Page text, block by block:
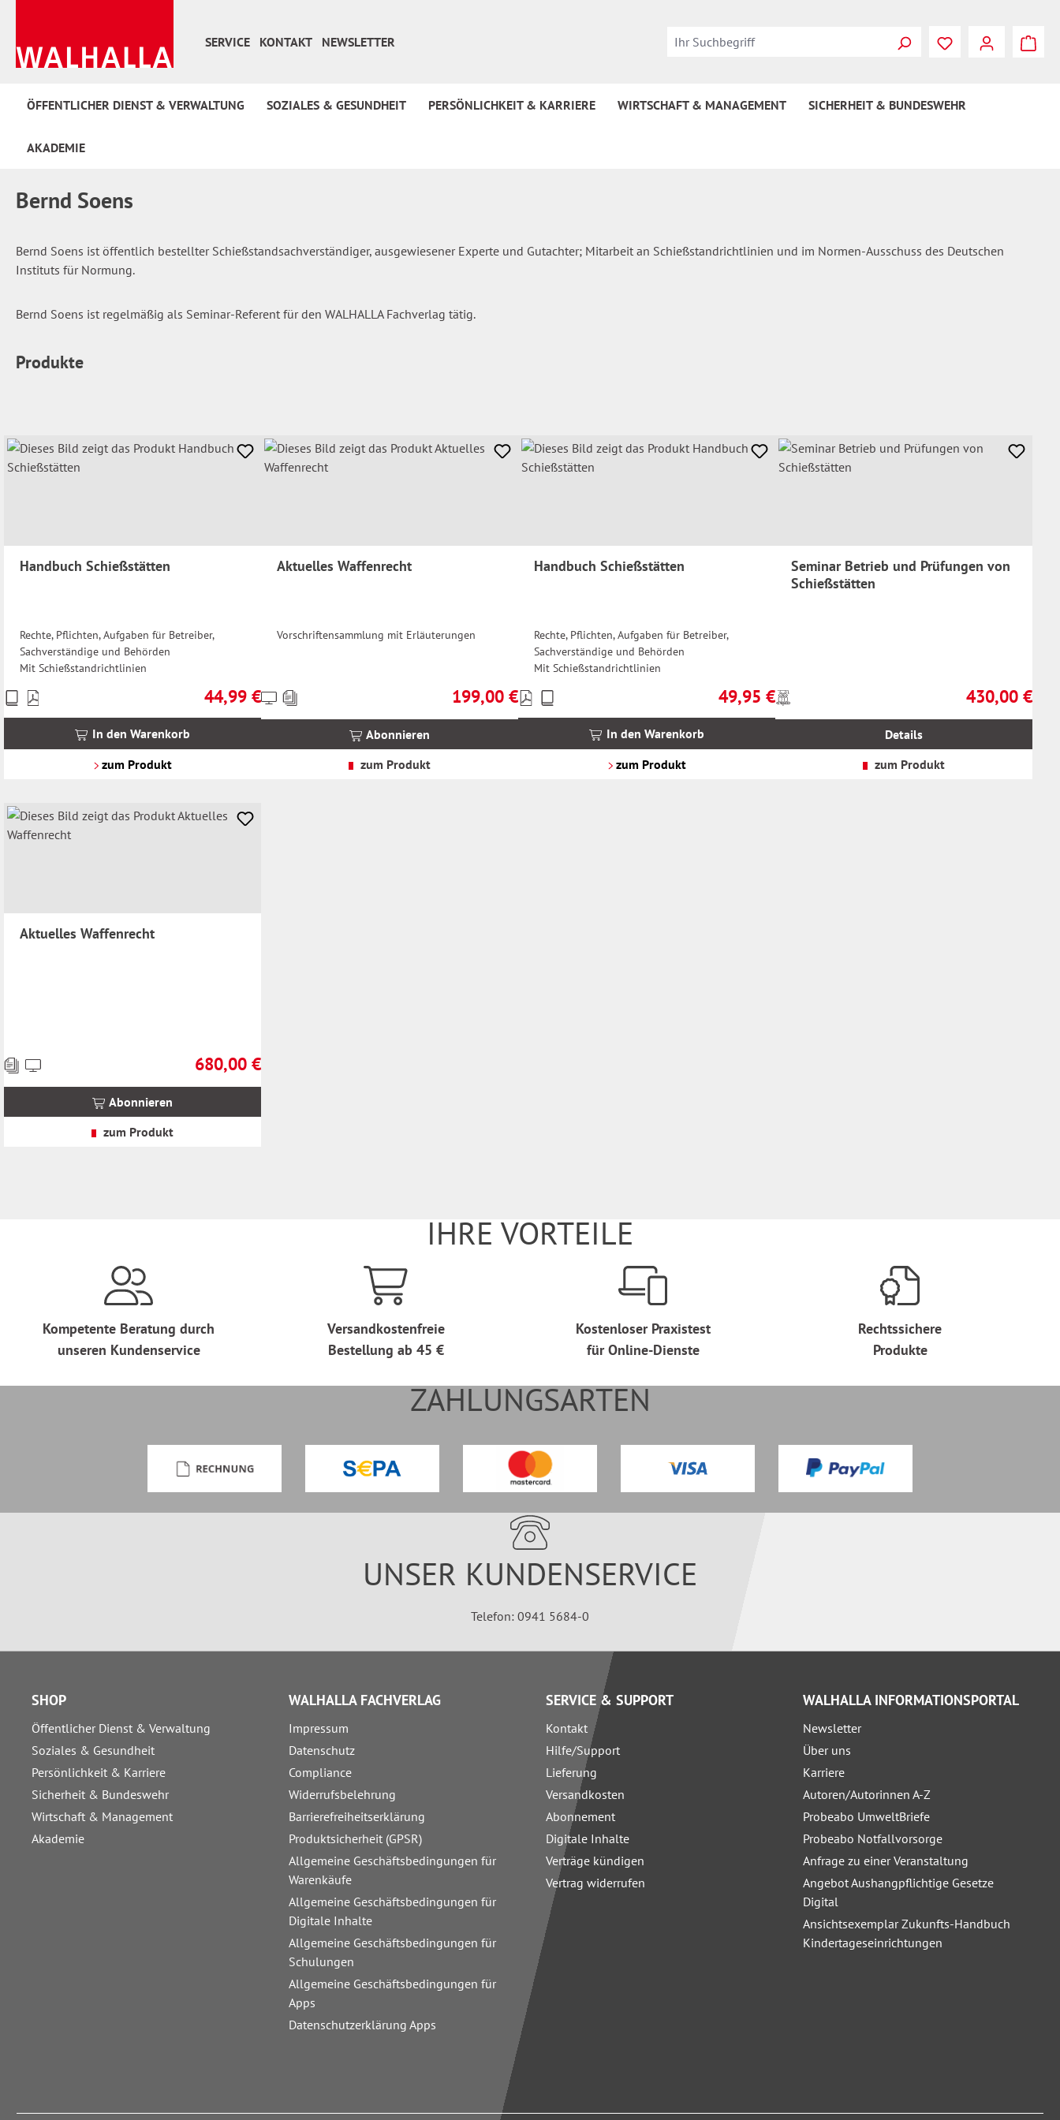
SERVICE
KONTAKT NEWSLETTER Du hast 0
ÖFFENTLICHER DIENST & VERWALTUNG SOZIALES & GESUNDHEIT PERSÖNLICHKEIT & KARRIERE WIRTSCHAFT & MANAGEMENT SICHERHEIT & BUNDESWEHR
AKADEMIE
Bernd Soens
Bernd Soens ist öffentlich bestellter Schießstandsachverständiger, ausgewiesener Experte und Gutachter; Mitarbeit an Schießstandrichtlinien und im Normen-Ausschuss des Deutschen
Instituts für Normung.
Bernd Soens ist regelmäßig als Seminar-Referent für den WALHALLA Fachverlag tätig.
Produkte
Handbuch Schießstätten
Rechte, Pflichten, Aufgaben für Betreiber,
Sachverständige und Behörden
Mit Schießstandrichtlinien
Regulärer Preis:
44,99 €
Preise
inkl.
In den Warenkorb
zum Produkt
Aktuelles Waffenrecht
Vorschriftensammlung mit Erläuterungen
Regulärer Preis:
199,00 €
Preise
Abonnieren
zum Produkt
Handbuch Schießstätten
Rechte, Pflichten, Aufgaben für Betreiber,
Sachverständige und Behörden
Mit Schießstandrichtlinien
Regulärer Preis:
49,95 €
Preise
inkl.
In den Warenkorb
zum Produkt
Seminar Betrieb und Prüfungen von
Schießstätten
Regulärer Preis:
430,00 €
Preise
inkl.
Details
zum Produkt
Aktuelles Waffenrecht
Regulärer Preis:
680,00 €
Preise
inkl.
Abonnieren
zum Produkt
IHRE VORTEILE
Kompetente Beratung durch
unseren Kundenservice
Versandkostenfreie
Bestellung ab 45 €
Kostenloser Praxistest
für Online-Dienste
Rechtssichere
Produkte
ZAHLUNGSARTEN
UNSER KUNDENSERVICE
Telefon: 0941 5684-0
SHOP
Öffentlicher Dienst & Verwaltung
Soziales & Gesundheit
Persönlichkeit & Karriere
Sicherheit & Bundeswehr
Wirtschaft & Management
Akademie
WALHALLA FACHVERLAG
Impressum
Datenschutz
Compliance
Widerrufsbelehrung
Barrierefreiheitserklärung
Produktsicherheit (GPSR)
Allgemeine Geschäftsbedingungen für
Warenkäufe
Allgemeine Geschäftsbedingungen für
Digitale Inhalte
Allgemeine Geschäftsbedingungen für
Schulungen
Allgemeine Geschäftsbedingungen für
Apps
Datenschutzerklärung Apps
SERVICE & SUPPORT
Kontakt
Hilfe/Support
Lieferung
Versandkosten
Abonnement
Digitale Inhalte
Verträge kündigen
Vertrag widerrufen
WALHALLA INFORMATIONSPORTAL
Newsletter
Über uns
Karriere
Autoren/Autorinnen A-Z
Probeabo UmweltBriefe
Probeabo Notfallvorsorge
Anfrage zu einer Veranstaltung
Angebot Aushangpflichtige Gesetze
Digital
Ansichtsexemplar Zukunfts-Handbuch
Kindertageseinrichtungen